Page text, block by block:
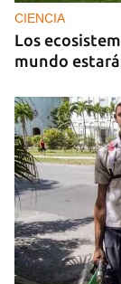
CIENCIA
Los
mundo